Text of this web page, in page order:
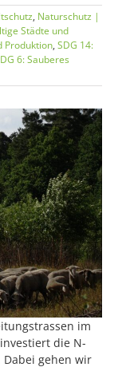
, Naturschutz |
Städte und
Produktion, SDG 14:
6: Sauberes
im
die N-
Dabei gehen wir